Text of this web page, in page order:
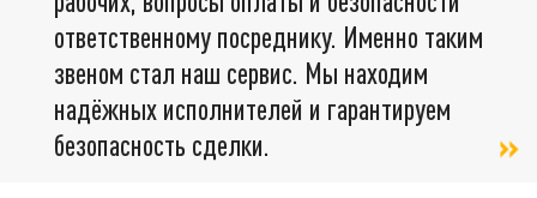
ответственному посреднику. Именно таким
звеном стал наш сервис. Мы находим
надёжных исполнителей и гарантируем
безопасность сделки.